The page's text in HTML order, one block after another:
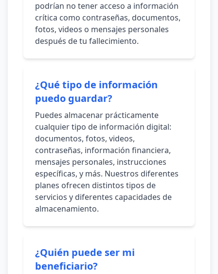
podrían no tener acceso a información
crítica como contraseñas, documentos,
fotos, videos o mensajes personales
después de tu fallecimiento.
¿Qué tipo de información
puedo guardar?
Puedes almacenar prácticamente
cualquier tipo de información digital:
documentos, fotos, videos,
contraseñas, información financiera,
mensajes personales, instrucciones
específicas, y más. Nuestros diferentes
planes ofrecen distintos tipos de
servicios y diferentes capacidades de
almacenamiento.
¿Quién puede ser mi
beneficiario?